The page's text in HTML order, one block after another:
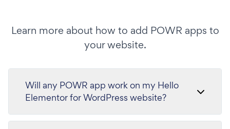
Learn more about how to add POWR apps to
your website.
Will any POWR app work on my Hello
Elementor for WordPress website?